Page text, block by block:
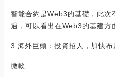
智能合約是Web3的基礎，此次
過，可以看出在Web3的基建方
3.海外巨頭：投資招人，加快布
微軟